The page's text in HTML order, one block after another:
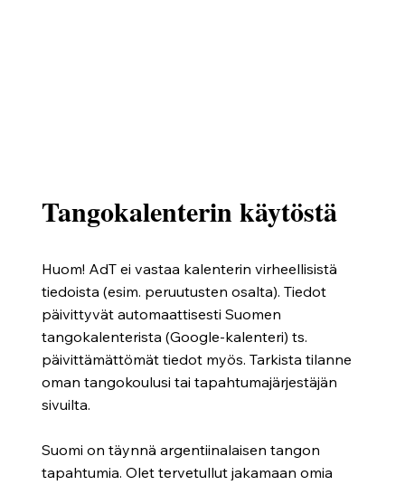
Tangokalenterin käytöstä
Huom! AdT ei vastaa kalenterin virheellisistä
tiedoista (esim. peruutusten osalta). Tiedot
päivittyvät automaattisesti Suomen
tangokalenterista (Google-kalenteri) ts.
päivittämättömät tiedot myös. Tarkista tilanne
oman tangokoulusi tai tapahtumajärjestäjän
sivuilta.
Suomi on täynnä argentiinalaisen tangon
tapahtumia. Olet tervetullut jakamaan omia